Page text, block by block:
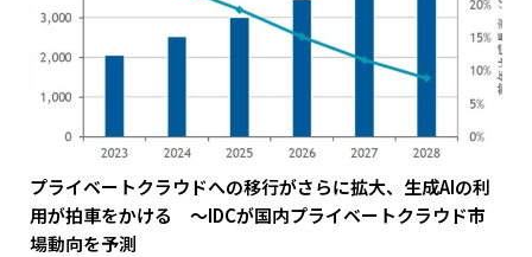
プライベートクラウドへの移行がさらに拡大、生成AIの利
用が拍車をかける ～IDCが国内プライベートクラウド市
場動向を予測